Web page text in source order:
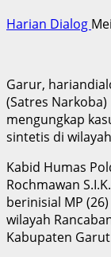
Harian Dialog
Garur,
(Satres
mengungkap
sintetis di
Kabid Humas
Rochmawan
berinisial MP
wilayah
Kabupaten